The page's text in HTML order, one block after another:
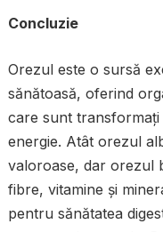
Concluzie
Orezul este o sursă
sănătoasă, oferind
care sunt
energie. Atât orezul
valoroase, dar orezul
fibre, vitamine și
pentru sănătatea